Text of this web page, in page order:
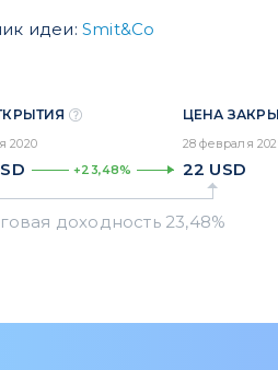
идеи: Smit&Co
2020
+23,48%
ЦЕНА
28 февраля
22 USD